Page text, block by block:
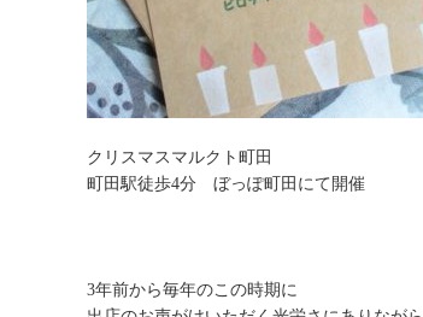
クリスマスマルクト町田
町田駅徒歩4分 ぼっぽ町田にて開催
3年前から毎年のこの時期に